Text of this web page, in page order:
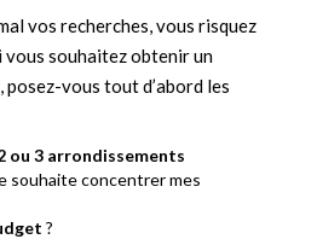
vos recherches, vous risquez
vous souhaitez obtenir un
vous tout d’abord les
ou 3 arrondissements
souhaite concentrer mes
?